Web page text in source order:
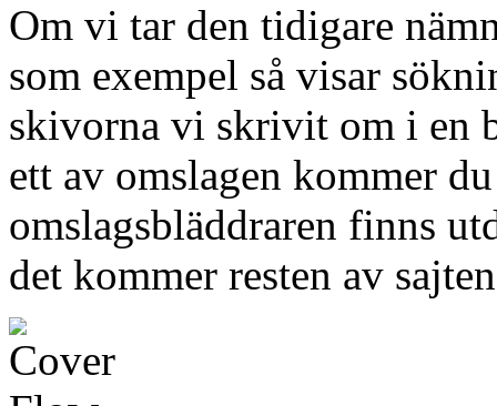
Om vi tar den tidigare
som exempel så visar
skivorna vi skrivit om i en
ett av omslagen kommer
omslagsbläddraren finns
det kommer resten av